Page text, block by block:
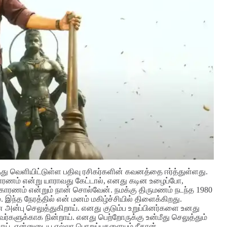
வெளியிட்டுள்ள பதிவு ரசிகர்களின் கவனத்தை ஈர்த்துள்ளது.
என்று யாராவது கேட்டால், எனது கடின உழைப்போ,
என்றும் நான் சொல்வேன். நமக்கு திருமணம் நடந்த 1980
இந்த நேரத்தில் என் மனம் மகிழ்ச்சியில் திளைக்கிறது.
செலுத்துகிறாய். எனது குடும்ப உறுப்பினர்களை உனது
நின்றாய். எனது பெற்றோருக்கு உன்மீது செலுத்தும்